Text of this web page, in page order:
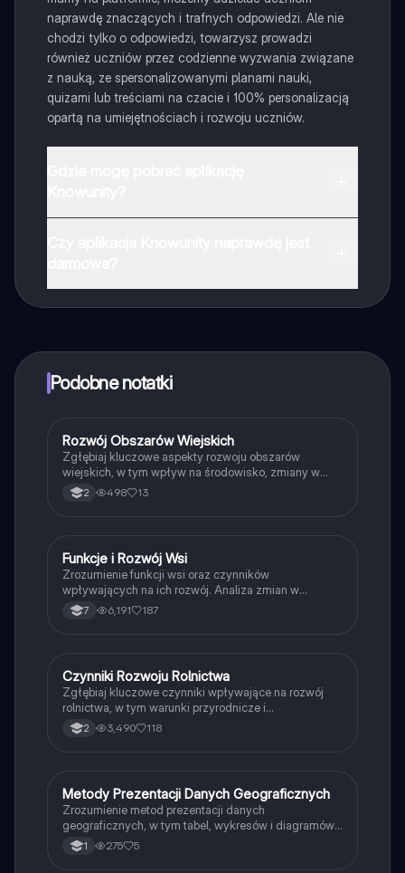
naprawdę znaczących i trafnych odpowiedzi. Ale nie
chodzi tylko o odpowiedzi, towarzysz prowadzi
również uczniów przez codzienne wyzwania związane
z nauką, ze spersonalizowanymi planami nauki,
quizami lub treściami na czacie i 100% personalizacją
opartą na umiejętnościach i rozwoju uczniów.
które również możesz otrzymać za darmo. Dodatkowo
oferujemy usługę Knowunity Premium, która pozwala
Podobne notatki
Geografia
Rozwój Obszarów Wiejskich
Zgłębiaj kluczowe aspekty rozwoju obszarów
wiejskich, w tym wpływ na środowisko, zmiany w
krajobrazie rolniczym oraz znaczenie turystyki.
Materiał obejmuje różne typy rolnictwa, ich wpływ na
2 498 13
Geografia
Funkcje i Rozwój Wsi
Zrozumienie funkcji wsi oraz czynników
wpływających na ich rozwój. Analiza zmian w
funkcjach rolniczych, rezydencjalnych, turystycznych
i gospodarczych. Obejmuje przyczyny depopulacji
7 6,191 187
Geografia
Czynniki Rozwoju Rolnictwa
Zgłębiaj kluczowe czynniki wpływające na rozwój
rolnictwa, w tym warunki przyrodnicze i
pozaprzyrodnicze. Dowiedz się o strukturze agrarnej,
rodzajach gospodarstw oraz wpływie polityki rolnej
2 3,490 118
Geografia
Metody Prezentacji Danych Geograficznych
Zrozumienie metod prezentacji danych
geograficznych, w tym tabel, wykresów i diagramów.
Dowiedz się, jak wykorzystać GIS do analizy i
prezentacji danych oraz poznaj elementy mapy, ich
1 275 5